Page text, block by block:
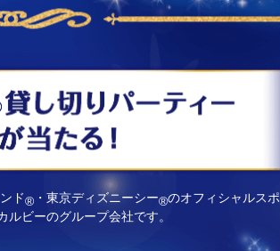
ド® ・東京ディズニーシー®のオフィシャルスポ
ビーのグループ会社です。